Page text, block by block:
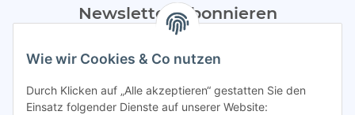
Newsletter Abonnieren
Bitte sendet mir entsprechend eurer
regelmäßig Infos zu euren Aktionen per E-Mail zu.
Abonnieren
Wie wir Cookies & Co nutzen
Durch Klicken auf „Alle akzeptieren“ gestatten Sie den
Einsatz folgender Dienste auf unserer Website: